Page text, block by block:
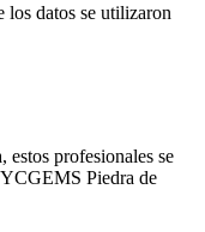
los datos se utilizaron
profesionales se
Piedra de